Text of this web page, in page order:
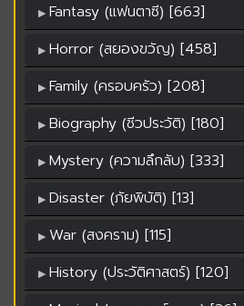
Fantasy (แฟนตาซี) [663]
Horror (สยองขวัญ) [458]
Family (ครอบครัว) [208]
Biography (ชีวประวัติ) [180]
Mystery (ความลึกลับ) [333]
Disaster (ภัยพิบัติ) [13]
War (สงคราม) [115]
History (ประวัติศาสตร์) [120]